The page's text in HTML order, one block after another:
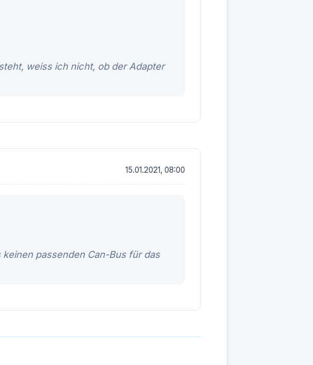
weiss ich nicht, ob der Adapter
15.01.2021, 08:00
passenden Can-Bus für das